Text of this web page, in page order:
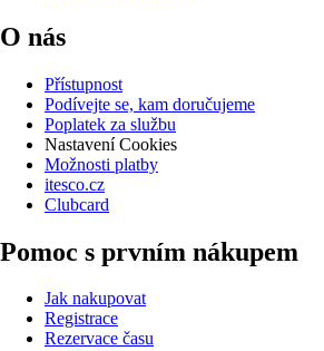
O nás
Přístupnost
Podívejte se, kam doručujeme
Poplatek za službu
Nastavení Cookies
Možnosti platby
itesco.cz
Clubcard
Pomoc s prvním nákupem
Jak nakupovat
Registrace
Rezervace času